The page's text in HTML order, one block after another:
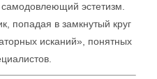
эстетизм.
попадая в замкнутый круг
исканий», понятных